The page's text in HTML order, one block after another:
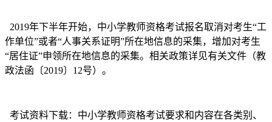
2019年下半年开始，中小学教师资格考试报名取消对考生“工
作单位”或者“人事关系证明”所在地信息的采集，增加对考生
“居住证”申领所在地信息的采集。相关政策详见有关文件（教
政法函〔2019〕12号）。
考试资料下载：中小学教师资格考试要求和内容在各类别、